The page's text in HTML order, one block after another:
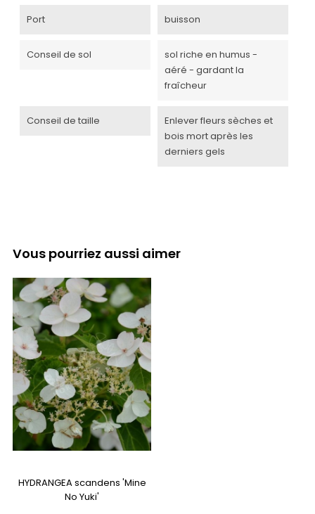
Port buisson
Conseil de sol
sol riche en humus -
aéré - gardant la
fraîcheur
Conseil de taille
Enlever fleurs sèches et
bois mort après les
derniers gels
Vous pourriez aussi aimer
HYDRANGEA scandens 'Mine
No Yuki'